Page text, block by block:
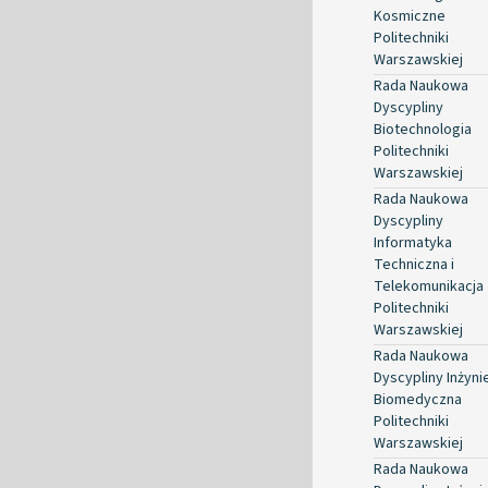
Kosmiczne
Politechniki
Warszawskiej
Rada Naukowa
Dyscypliny
Biotechnologia
Politechniki
Warszawskiej
Rada Naukowa
Dyscypliny
Informatyka
Techniczna i
Telekomunikacja
Politechniki
Warszawskiej
Rada Naukowa
Dyscypliny
Biomedyczna
Politechniki
Warszawskiej
Rada Naukowa